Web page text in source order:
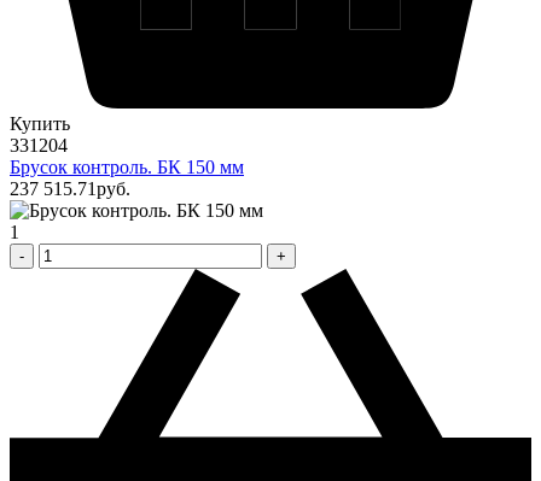
Купить
331204
Брусок контроль. БК 150 мм
237 515.71pуб.
1